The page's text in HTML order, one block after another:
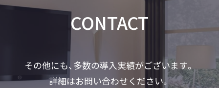
CONTACT
その他にも、多数の導入実績がございます。
詳細はお問い合わせください。